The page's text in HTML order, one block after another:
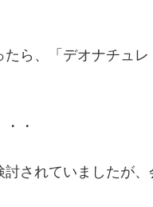
ら、「デオナチュ
・
されていましたが